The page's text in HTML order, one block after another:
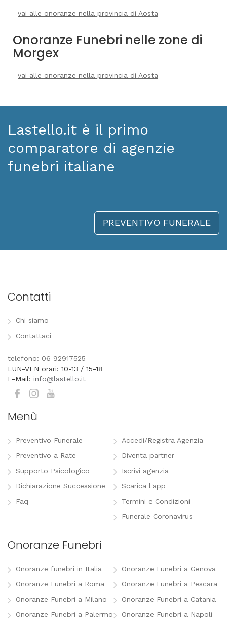
vai alle onoranze nella provincia di Aosta
Onoranze Funebri nelle zone di
Morgex
vai alle onoranze nella provincia di Aosta
Lastello.it è il primo
comparatore di agenzie
funebri italiane
PREVENTIVO FUNERALE
Contatti
Chi siamo
Contattaci
telefono: 06 92917525
LUN-VEN orari: 10-13 / 15-18
E-Mail: info@lastello.it
Menù
Preventivo Funerale
Preventivo a Rate
Supporto Psicologico
Dichiarazione Successione
Faq
Accedi/Registra Agenzia
Diventa partner
Iscrivi agenzia
Scarica l'app
Termini e Condizioni
Funerale Coronavirus
Onoranze Funebri
Onoranze funebri in Italia
Onoranze Funebri a Roma
Onoranze Funebri a Milano
Onoranze Funebri a Palermo
Onoranze Funebri a Genova
Onoranze Funebri a Pescara
Onoranze Funebri a Catania
Onoranze Funebri a Napoli